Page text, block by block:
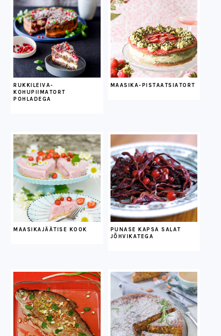
RUKKILEIVA-
KOHUPIIMATORT
POHLADEGA
MAASIKA-PISTAATSIATORT
MAASIKAJÄÄTISE KOOK
PUNASE KAPSA SALAT
JÕHVIKATEGA